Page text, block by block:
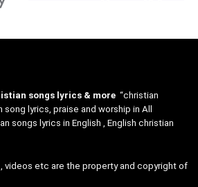
songs lyrics & more “christian
lyrics, praise and worship in All
songs lyrics in English , English christian
videos etc are the property and copyright of